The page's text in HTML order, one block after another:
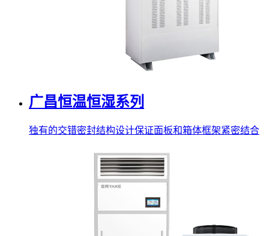
广昌恒温恒湿系列
独有的交错密封结构设计保证面板和箱体框架紧密结合